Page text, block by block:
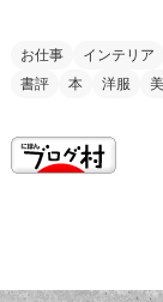
お仕事 インテリア
書評
本 洋服